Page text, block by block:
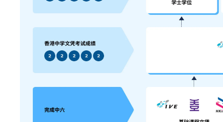
个别课程不适用于持有中专教育文凭／职专文凭／职专国
件。详情请参阅个别课程的特定入学条件。
申请人所递交的工作经验及/或资历，会经有关学系作个别评
合资格的申请能否被取录需视乎申请人的学历、工作经验